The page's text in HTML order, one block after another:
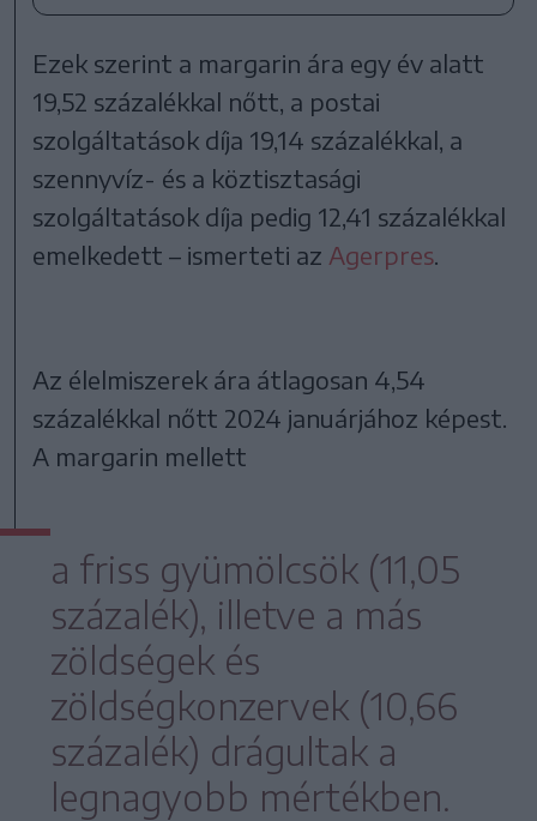
Ezek szerint a margarin ára egy év alatt
19,52 százalékkal nőtt, a postai
szolgáltatások díja 19,14 százalékkal, a
szennyvíz- és a köztisztasági
szolgáltatások díja pedig 12,41 százalékkal
emelkedett – ismerteti az Agerpres
Az élelmiszerek ára átlagosan 4,54
százalékkal nőtt 2024 januárjához képest.
A margarin mellett
a friss gyümölcsök (11,05
százalék), illetve a más
zöldségek és
zöldségkonzervek (10,66
százalék) drágultak a
legnagyobb mértékben.